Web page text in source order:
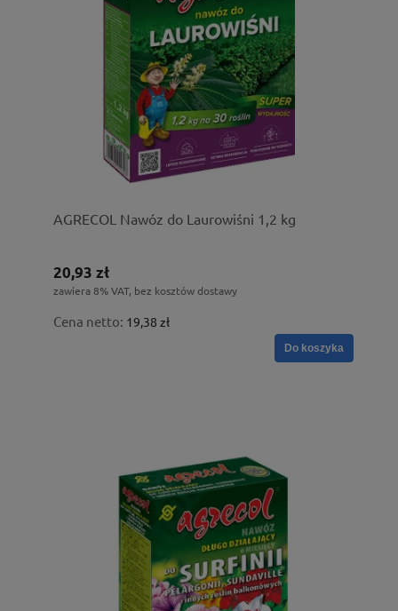
AGRECOL Nawóz do Laurowiśni 1,2 kg
20,93 zł
zawiera 8% VAT, bez kosztów dostawy
Cena netto: 19,38 zł
Do koszyka